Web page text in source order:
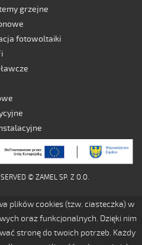
grzejne
fotowoltaiki
© ZAMEL SP. Z O.O.
plików cookies (tzw. ciasteczka) w
oraz funkcjonalnych. Dzięki nim
stronę do twoich potrzeb. Każdy